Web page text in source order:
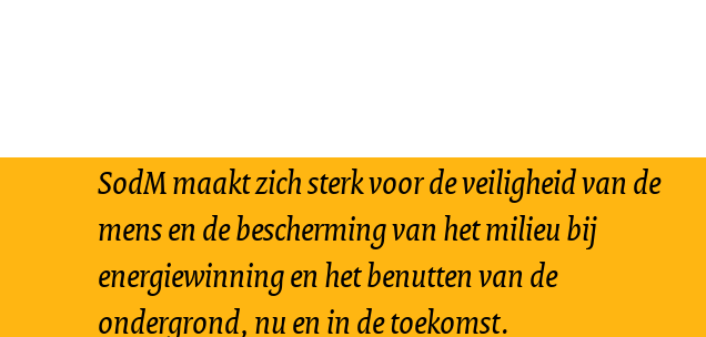
SodM maakt zich sterk voor de veiligheid van de
mens en de bescherming van het milieu bij
energiewinning en het benutten van de
ondergrond, nu en in de toekomst.